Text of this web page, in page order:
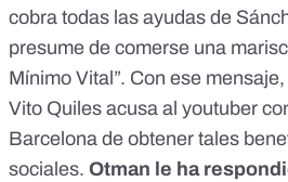
cobra todas las ayudas de
presume de comerse una
Mínimo Vital”. Con ese mensaje,
Vito Quiles acusa al youtuber
Barcelona de obtener tales
sociales. Otman le ha